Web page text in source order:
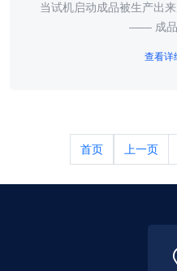
当试机启动成品被生产出
—— 成品
查看详
首页 上一页